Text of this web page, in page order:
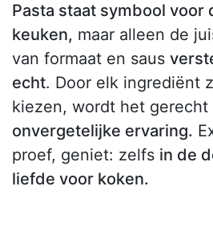
Pasta staat symbool voor
keuken, maar alleen de
van formaat en saus
echt. Door elk ingrediënt
kiezen, wordt het gerecht
onvergetelijke ervaring.
proef, geniet: zelfs in de
liefde voor koken.